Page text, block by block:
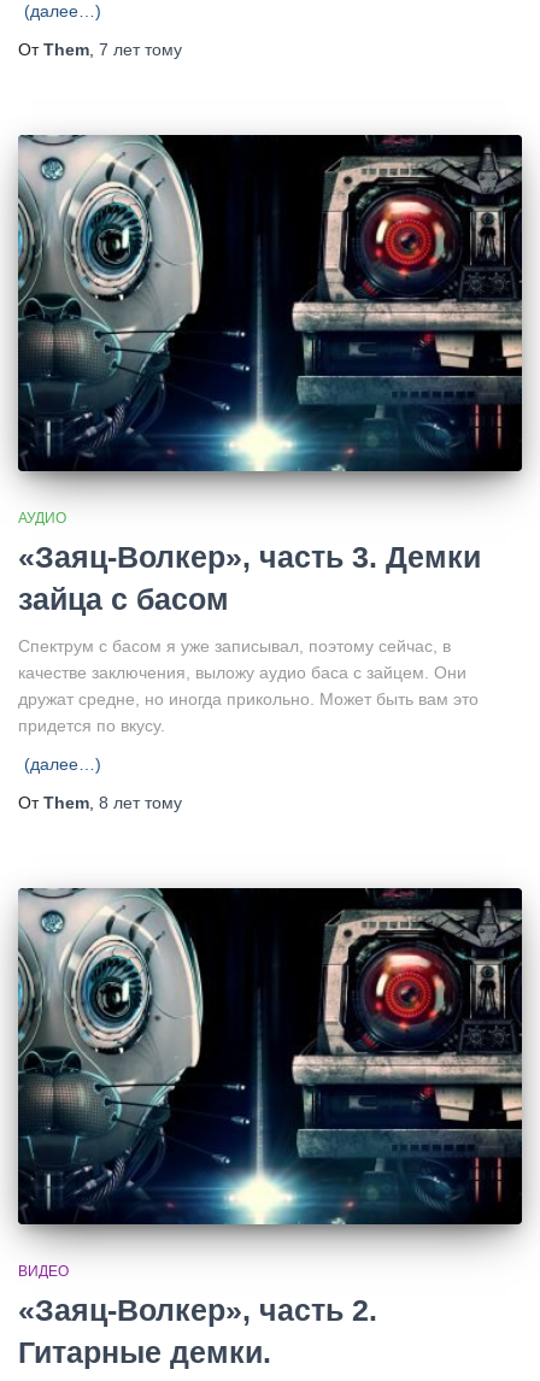
(далее…)
ОтThem, 7 леттому
АУДИО
«Заяц-Волкер», часть 3. Демки
зайца с басом
Спектрум с басом я уже записывал, поэтому сейчас, в
качестве заключения, выложу аудио баса с зайцем. Они
дружат средне, но иногда прикольно. Может быть вам это
придется по вкусу.
(далее…)
ОтThem 8 леттому
ВИДЕО
«Заяц-Волкер», часть 2.
Гитарные демки.